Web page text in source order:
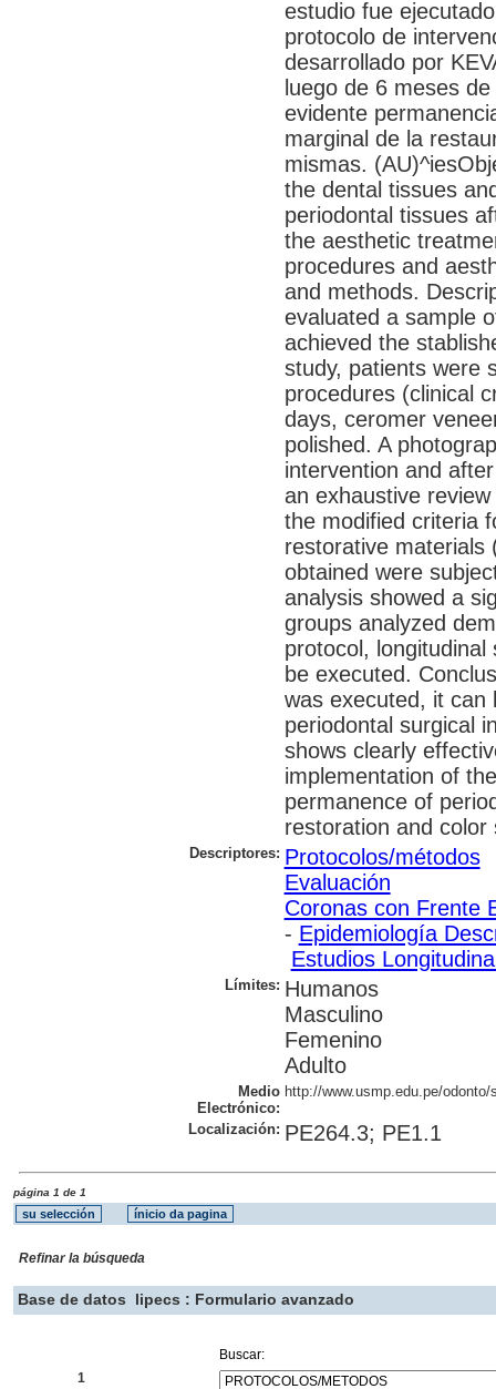
estudio fue
protocolo de
desarrollado por
luego de 6 meses
evidente
marginal de la
mismas.
the dental tissues
periodontal tissues
the aesthetic
procedures and
and methods.
evaluated a sample
achieved the
study, patients were
procedures (clinical
days, ceromer
polished. A
intervention and
an exhaustive
the modified criteria
restorative materials
obtained were
analysis showed a
groups analyzed
protocol,
be executed.
was executed, it can
periodontal surgical
shows clearly
implementation of
permanence of
restoration and
Descriptores: Protocolos/métodos
Evaluación
Coronas con Frente
- Epidemiología
Estudios
Límites: Humanos
Masculino
Femenino
Adulto
Medio
Electrónico:
http://www.usmp.edu.pe/
Localización: PE264.3; PE1.1
página 1 de 1
Refinar la búsqueda
Base de datos lipecs : Formulario avanzado
Buscar:
1